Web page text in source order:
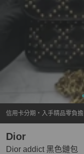
信用卡分期・入手精品零負擔
Dior addict 黑色鏈包
Dior